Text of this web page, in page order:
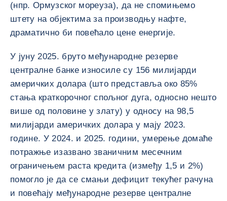
(нпр. Ормузског мореуза), да не спомињемо
штету на објектима за производњу нафте,
драматично би повећало цене енергије.
У јуну 2025. бруто међународне резерве
централне банке износиле су 156 милијарди
америчких долара (што представља око 85%
стања краткорочног спољног дуга, односно нешто
више од половине у злату) у односу на 98,5
милијарди америчких долара у мају 2023.
године. У 2024. и 2025. години, умерење домаће
потражње изазвано званичним месечним
ограничењем раста кредита (између 1,5 и 2%)
помогло је да се смањи дефицит текућег рачуна
и повећају међународне резерве централне